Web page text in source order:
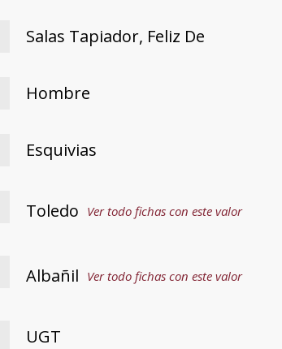
Salas Tapiador, Feliz De
Hombre
Esquivias
Toledo Ver todo fichas con este valor
Albañil Ver todo fichas con este valor
UGT